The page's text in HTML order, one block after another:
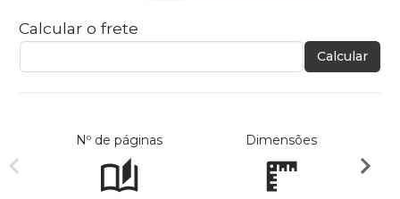
Calcular o frete
Calcular
Nº de páginas Dimensões